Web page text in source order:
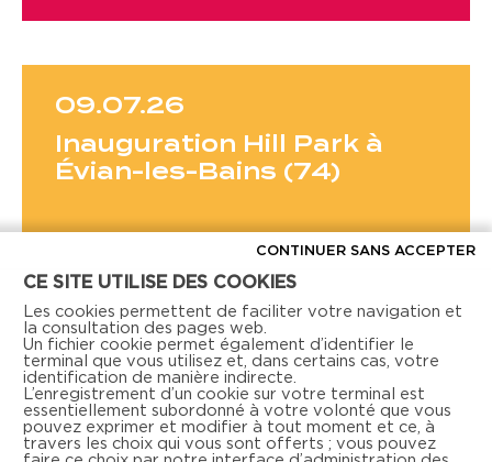
09.07.26
Inauguration Hill Park à
Évian-les-Bains (74)
Voir toutes les actus
CE SITE UTILISE DES COOKIES
Les cookies permettent de faciliter votre navigation et
la consultation des pages web.
Un fichier cookie permet également d’identifier le
terminal que vous utilisez et, dans certains cas, votre
identification de manière indirecte.
L’enregistrement d’un cookie sur votre terminal est
essentiellement subordonné à votre volonté que vous
pouvez exprimer et modifier à tout moment et ce, à
travers les choix qui vous sont offerts ; vous pouvez
CONTINUER SANS ACCEPTER